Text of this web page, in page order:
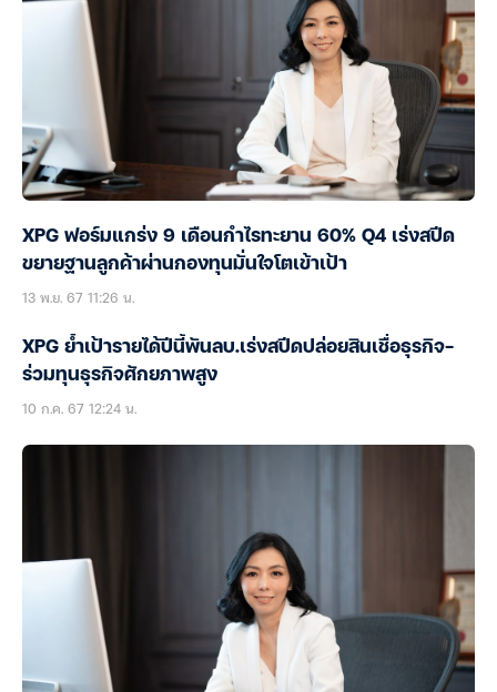
XPG ฟอร์มแกร่ง 9 เดือนกำไรทะยาน 60% Q4 เร่งสปีด
ขยายฐานลูกค้าผ่านกองทุนมั่นใจโตเข้าเป้า
13 พ.ย. 67 11:26 น.
XPG ย้ำเป้ารายได้ปีนี้พันลบ.เร่งสปีดปล่อยสินเชื่อธุรกิจ-
ร่วมทุนธุรกิจศักยภาพสูง
10 ก.ค. 67 12:24 น.